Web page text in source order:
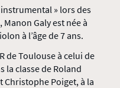
» lors des
Galy est née à
à l’âge de 7 ans.
de Toulouse à celui de
la classe de Roland
Christophe Poiget, à la